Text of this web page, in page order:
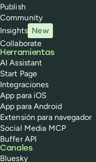
Publish
Community
Insights New
Collaborate
Herramientas
AI Assistant
Start Page
Integraciones
App para iOS
App para Android
Extensión para navegador
Social Media MCP
Buffer API
Canales
Bluesky